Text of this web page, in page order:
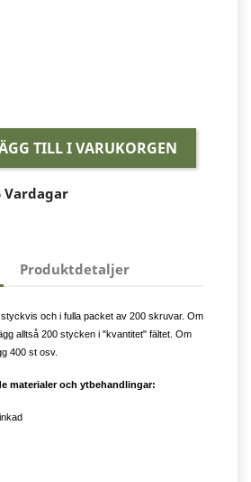
TILL I VARUKORGEN
Vardagar
Produktdetaljer
och i fulla packet av 200 skruvar. Om
alltså 200 stycken i "kvantitet" fältet. Om
400 st osv.
materialer och ytbehandlingar: